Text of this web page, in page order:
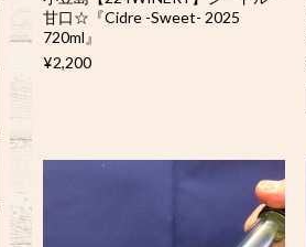
甘口☆『Cidre -Sweet- 2025
720ml』
¥2,200